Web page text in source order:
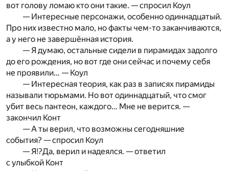
вот голову ломаю кто они такие. — спросил Коул
— Интересные персонажи, особенно одиннадцатый.
Про них известно мало, но факты чем-то заканчиваются,
а у него не завершённая история.
— Я думаю, остальные сидели в пирамидах задолго
до его рождения, но вот где они сейчас и почему себя
не проявили… — Коул
— Интересная теория, как раз в записях пирамиды
называли тюрьмами. Но вот одиннадцатый, что смог
убит весь пантеон, каждого… Мне не верится. —
закончил Конт
— А ты верил, что возможны сегодняшние
события? — спросил Коул
— Я!?Да, верил и надеялся. — ответил
с улыбкой Конт